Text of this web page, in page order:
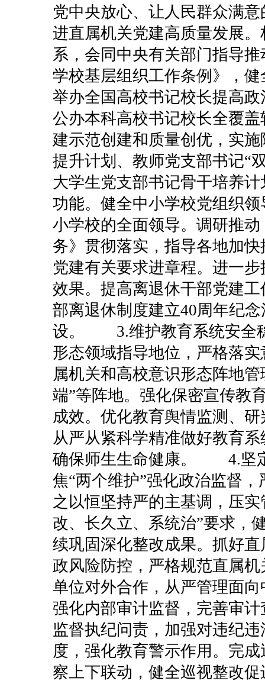
党中央放心、让人民群众满
进直属机关党建高质量发展
系，会同中央有关部门指导
学校基层组织工作条例》，
举办全国高校书记校长提高
公办本科高校书记校长全覆
建示范创建和质量创优，实
提升计划、教师党支部书记“
大学生党支部书记骨干培养
功能。健全中小学校党组织
小学校的全面领导。调研推
务》贯彻落实，指导各地加
党建有关要求进章程。进一
效果。提高离退休干部党建
部离退休制度建立40周年纪
设。
3.维护教育系统安全
形态领域指导地位，严格落
属机关和高校意识形态阵地
端”等阵地。强化保密宣传教
成效。优化教育舆情监测、
从严从紧科学精准做好教育
确保师生生命健康。
4.坚
焦“两个维护”强化政治监督
之以恒坚持严的主基调，压
改、长久立、系统治”要求，
续巩固深化整改成果。抓好
政风险防控，严格规范直属
单位对外合作，从严管理面
强化内部审计监督，完善审
监督执纪问责，加强对违纪
度，强化教育警示作用。完
察上下联动，健全巡视整改